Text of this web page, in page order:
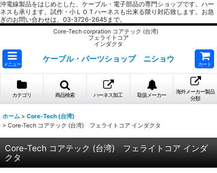
沖電線製品をはじめとした、ケーブル・電子部品の専門ショップです。ハー
ネスも承ります。試作・小ＬＯＴハーネスも出来る限り対応致します。お急
ぎのお問い合わせは、03-3726-2645まで。
Core-Tech corpration コアテック (台湾)
フェライトコア
インダクタ
メニュー
ケーブル・パーツショップ ニショウ
カート
カテゴリ 商品検索 ハーネス加工 取扱メーカー
海外メーカー製品
分類
ホーム > Core-Tech (台湾)
> Core-Tech コアテック (台湾) フェライトコア インダクタ
Core-Tech コアテック (台湾) フェライトコア インダ
クタ